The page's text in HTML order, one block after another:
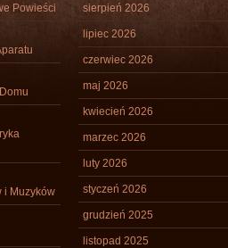
Powieści
i Muzyków
sierpień 2026
lipiec 2026
czerwiec 2026
maj 2026
kwiecień 2026
marzec 2026
luty 2026
styczeń 2026
grudzień 2025
listopad 2025